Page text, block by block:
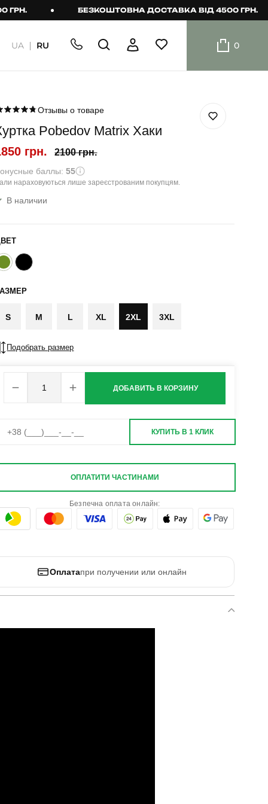
БЕЗКОШТОВНА ДОСТАВКА ВІД 4500 ГРН.
шорти
Шорти
UA RU 0
Отзывы о товаре
Pobedov Matrix Хаки
грн. 2100 грн.
баллы:55
нараховуються лише зареєстрованим покупцям.
В наличии
S M L XL 2XL 3XL
Подобрать размер
ДОБАВИТЬ В КОРЗИНУ
КУПИТЬ В 1 КЛИК
ОПЛАТИТИ ЧАСТИНАМИ
Безпечна оплата онлайн:
Оплатапри получении или онлайн